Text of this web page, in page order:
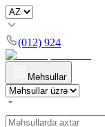
(012) 924
Məhsullar